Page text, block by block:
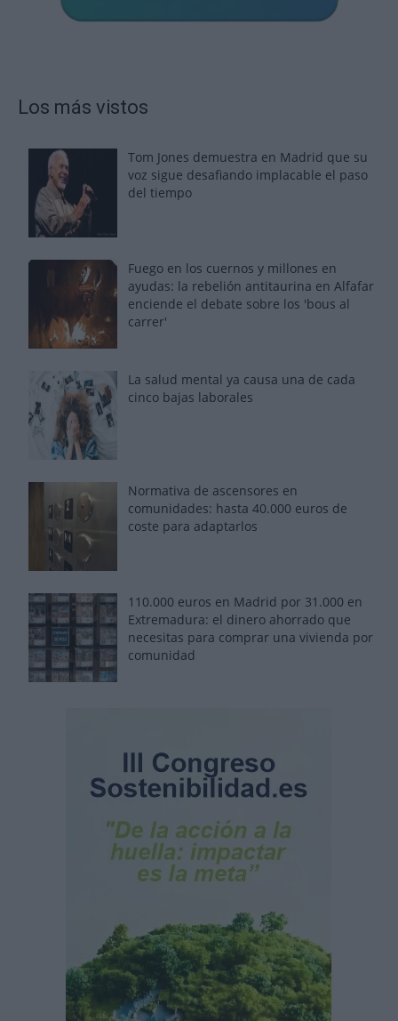
Los más vistos
Tom Jones demuestra en Madrid que su
voz sigue desafiando implacable el paso
del tiempo
Fuego en los cuernos y millones en
ayudas: la rebelión antitaurina en Alfafar
enciende el debate sobre los 'bous al
carrer'
La salud mental ya causa una de cada
cinco bajas laborales
Normativa de ascensores en
comunidades: hasta 40.000 euros de
coste para adaptarlos
110.000 euros en Madrid por 31.000 en
Extremadura: el dinero ahorrado que
necesitas para comprar una vivienda por
comunidad